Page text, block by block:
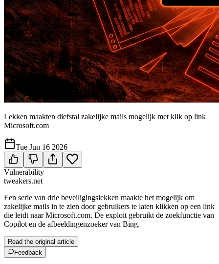
Lekken maakten diefstal zakelijke mails mogelijk met klik op link
Microsoft.com
Tue Jun 16 2026
Vulnerability
tweakers.net
Een serie van drie beveiligingslekken maakte het mogelijk om
zakelijke mails in te zien door gebruikers te laten klikken op een link
die leidt naar Microsoft.com. De exploit gebruikt de zoekfunctie van
Copilot en de afbeeldingenzoeker van Bing.
Read the original article
Feedback